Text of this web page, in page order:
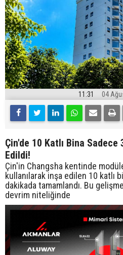
11:31 04
Çin'de 10 Katlı Bina
Edildi!
Çin'in Changsha kentinde
kullanılarak inşa edilen 10 katlı
dakikada tamamlandı. Bu
devrim niteliğinde